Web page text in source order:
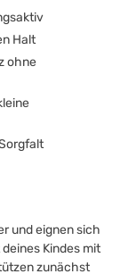
Halt
ohne
und eignen sich
Kindes mit
zunächst